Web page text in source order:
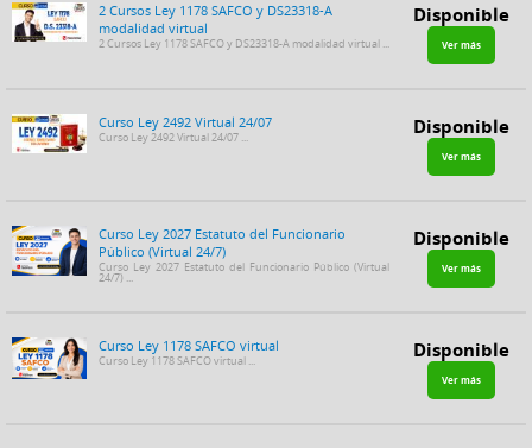
2 Cursos Ley 1178 SAFCO y DS23318-A
modalidad virtual
2 Cursos Ley 1178 SAFCO y DS23318-A modalidad virtual ...
Disponible
Ver más
Curso Ley 2492 Virtual 24/07
Curso Ley 2492 Virtual 24/07 ... Disponible
Ver más
Curso Ley 2027 Estatuto del Funcionario
Público (Virtual 24/7)
Curso Ley 2027 Estatuto del Funcionario Público (Virtual
24/7) ...
Disponible
Ver más
Curso Ley 1178 SAFCO virtual
Curso Ley 1178 SAFCO virtual ... Disponible
Ver más